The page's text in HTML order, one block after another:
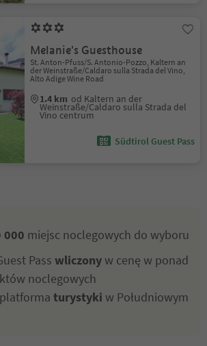
Melanie's Guesthouse
St. Anton-Pfuss/S. Antonio-Pozzo, Kaltern an
der Weinstraße/Caldaro sulla Strada del Vino,
Alto Adige Wine Road
1.4 km od Kaltern an der
Weinstraße/Caldaro sulla Strada del
Vino centrum
Südtirol Guest Pass
000 miejsc noclegowych do wyboru
Pass wliczonyw cenę w ponad
noclegowych
turystyki w Południowym